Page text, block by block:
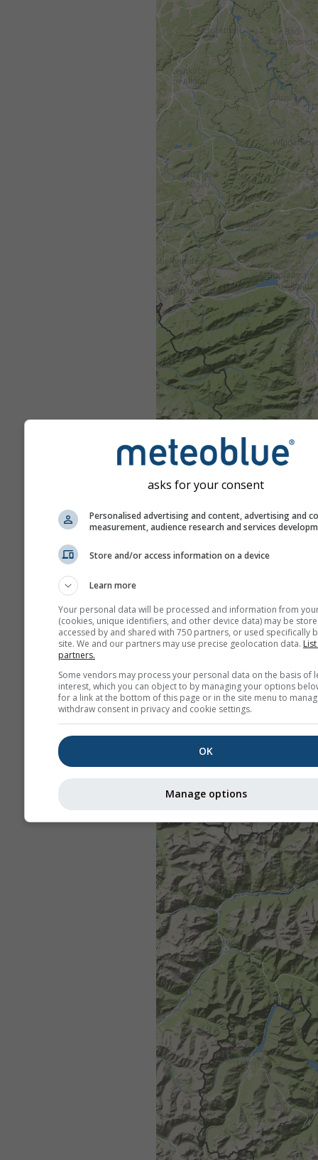
asks for your consent
Personalised advertising and content, advertising and
measurement, audience research and services
Store and/or access information on a device
Learn more
Your personal data will be processed and information from
(cookies, unique identifiers, and other device data) may be
accessed by and shared with 750 partners, or used specifically
site. We and our partners may use precise geolocation data.
partners.
Some vendors may process your personal data on the basis of
interest, which you can object to by managing your options
for a link at the bottom of this page or in the site menu to
withdraw consent in privacy and cookie settings.
OK
Manage options